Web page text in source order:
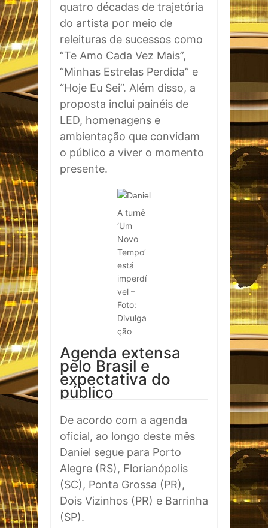
quatro décadas de trajetória
do artista por meio de
releituras de sucessos como
“Te Amo Cada Vez Mais”,
“Minhas Estrelas Perdida” e
“Hoje Eu Sei”. Além disso, a
proposta inclui painéis de
LED, homenagens e
ambientação que convidam
o público a viver o momento
presente.
A turnê
‘Um
Novo
Tempo’
está
imperdí
vel –
Foto:
Divulga
ção
Agenda extensa
pelo Brasil e
expectativa do
público
De acordo com a agenda
oficial, ao longo deste mês
Daniel segue para Porto
Alegre (RS), Florianópolis
(SC), Ponta Grossa (PR),
Dois Vizinhos (PR) e Barrinha
(SP).